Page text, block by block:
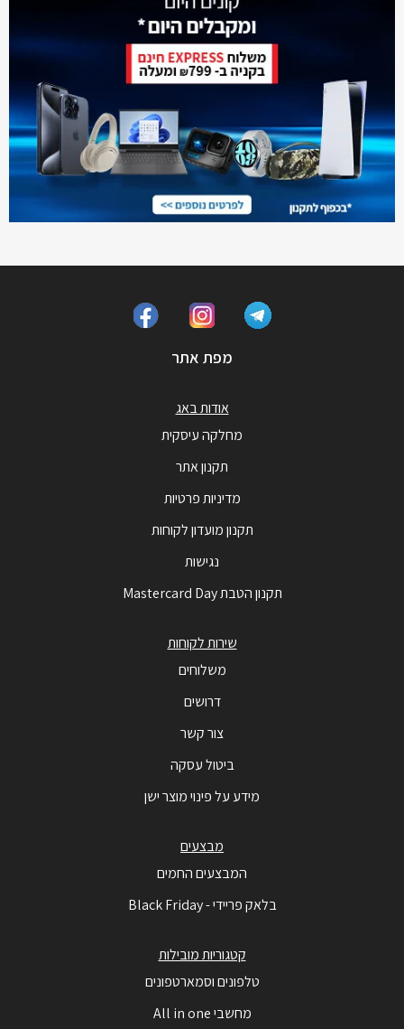
מפת אתר
אודות באג
מחלקה עיסקית
תקנון אתר
מדיניות פרטיות
תקנון מועדון לקוחות
נגישות
תקנון הטבת Mastercard Day
שירות לקוחות
משלוחים
דרושים
צור קשר
ביטול עסקה
מידע על פינוי מוצר ישן
מבצעים
המבצעים החמים
בלאק פריידי - Black Friday
קטגוריות מובילות
טלפונים וסמארטפונים
מחשבי All in one